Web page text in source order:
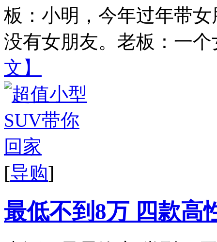
板：小明，今年过年带
没有女朋友。老板：一
文】
[导购]
最低不到8万 四款高